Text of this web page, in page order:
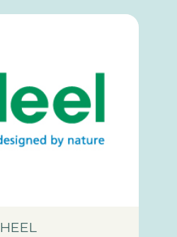
HEEL